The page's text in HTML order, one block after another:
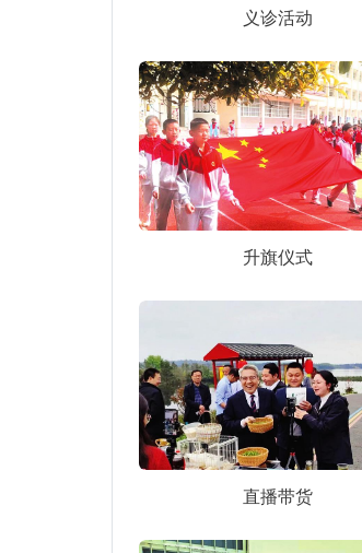
义诊活动
升旗仪式
直播带货